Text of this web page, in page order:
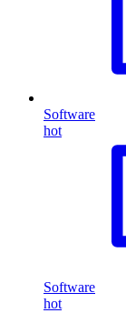
Software
hot
Software
hot